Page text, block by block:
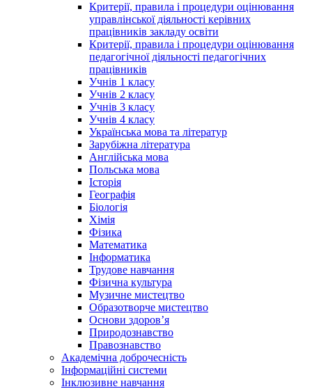
Критерії, правила і процедури оцінювання
управлінської діяльності керівних
працівників закладу освіти
Критерії, правила і процедури оцінювання
педагогічної діяльності педагогічних
працівників
Учнів 1 класу
Учнів 2 класу
Учнів 3 класу
Учнів 4 класу
Українська мова та літератур
Зарубіжна література
Англійська мова
Польська мова
Історія
Географія
Біологія
Хімія
Фізика
Математика
Інформатика
Трудове навчання
Фізична культура
Музичне мистецтво
Образотворче мистецтво
Основи здоров’я
Природознавство
Правознавство
Академічна доброчесність
Інформаційні системи
Інклюзивне навчання